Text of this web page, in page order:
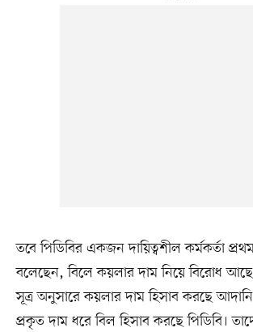
তবে পিডিবির একজন দায়িত্বশীল কর্মকর্তা
বলেছেন, বিলে কয়লার দাম নিয়ে বিরোধ
সূত্র অনুসারে কয়লার দাম হিসাব করছে
প্রকৃত দাম ধরে বিল হিসাব করছে পিডিবি।